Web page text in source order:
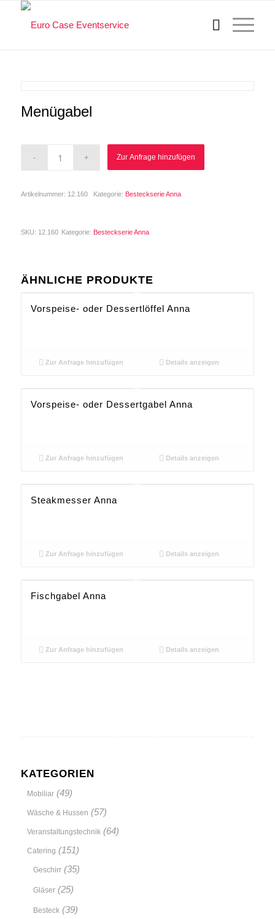
Menügabel
Zur Anfrage hinzufügen
Artikelnummer: 12.160 Kategorie: Besteckserie Anna
SKU: 12.160 Kategorie: Besteckserie Anna
ÄHNLICHE PRODUKTE
Vorspeise- oder Dessertlöffel Anna
Zur Anfrage hinzufügen Details anzeigen
Vorspeise- oder Dessertgabel Anna
Zur Anfrage hinzufügen Details anzeigen
Steakmesser Anna
Zur Anfrage hinzufügen Details anzeigen
Fischgabel Anna
Zur Anfrage hinzufügen Details anzeigen
KATEGORIEN
Mobiliar (49)
Wäsche & Hussen (57)
Veranstaltungstechnik (64)
Catering (151)
Geschirr (35)
Gläser (25)
Besteck (39)